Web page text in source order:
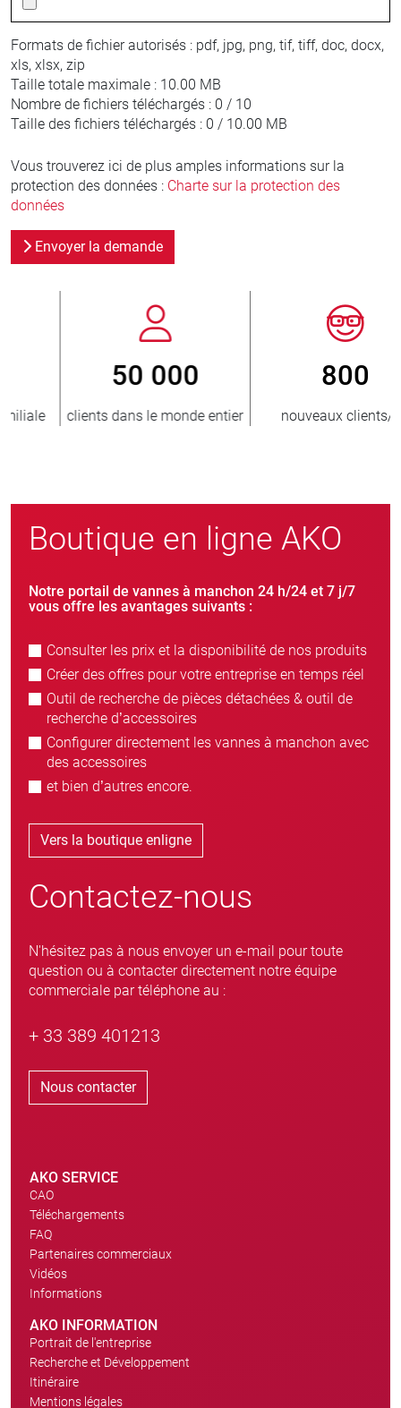
Formats de fichier autorisés : pdf, jpg, png, tif, tiff, doc, docx,
xls, xlsx, zip
Taille totale maximale : 10.00 MB
Nombre de fichiers téléchargés : 0 / 10
Taille des fichiers téléchargés : 0 / 10.00 MB
Vous trouverez ici de plus amples informations sur la
protection des données : Charte sur la protection des
données
Envoyer la demande
800
nouveaux clients/an
> 3 500 000
unités vendues
Boutique en ligne AKO
Notre portail de vannes à manchon 24 h/24 et 7 j/7
vous offre les avantages suivants :
Consulter les prix et la disponibilité de nos produits
Créer des offres pour votre entreprise en temps réel
Outil de recherche de pièces détachées & outil de
recherche d’accessoires
Configurer directement les vannes à manchon avec
des accessoires
et bien d’autres encore.
Vers la boutique enligne
Contactez-nous
N'hésitez pas à nous envoyer un e-mail pour toute
question ou à contacter directement notre équipe
commerciale par téléphone au :
+ 33 389 401213
Nous contacter
AKO SERVICE
CAO
Téléchargements
FAQ
Partenaires commerciaux
Vidéos
Informations
AKO INFORMATION
Portrait de l'entreprise
Recherche et Développement
Itinéraire
Mentions légales